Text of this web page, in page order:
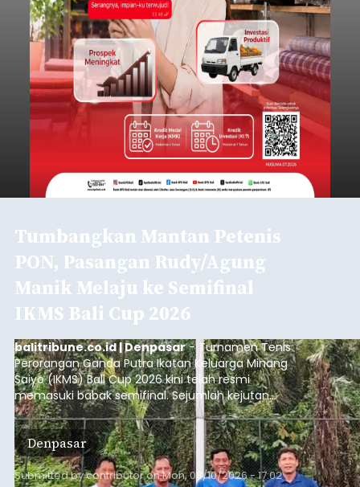
Tumbangkan Mantan Petenis
PON, Pasangan Rudy/Agung
Manik Melaju ke Semifinal
IKMS Bali Cup 2026
balitribune.co.id | Denpasar- Turnamen Tenis
Perorangan Ganda Putra Ikatan Keluarga Minang
Saiyo (IKMS) Bali Cup 2026 kini telah resmi
memasuki babak semifinal. Sejumlah kejutan
mewarnai babak delapan besar yang digelar di
Lapangan Tenis Telkom Denpasar pada Minggu,
9 Agustus 2026.
Denpasar
Submitted bycontributoronMon, 08/10/2026 - 17:02